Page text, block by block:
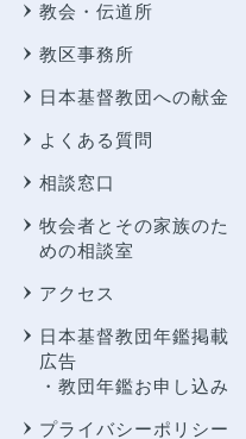
教会・伝道所
教区事務所
日本基督教団への献金
よくある質問
相談窓口
牧会者とその家族のた
めの相談室
アクセス
日本基督教団年鑑掲載
広告
・教団年鑑お申し込み
プライバシーポリシー